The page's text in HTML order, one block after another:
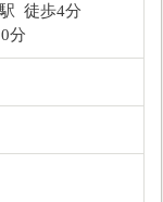
徒歩4分
分